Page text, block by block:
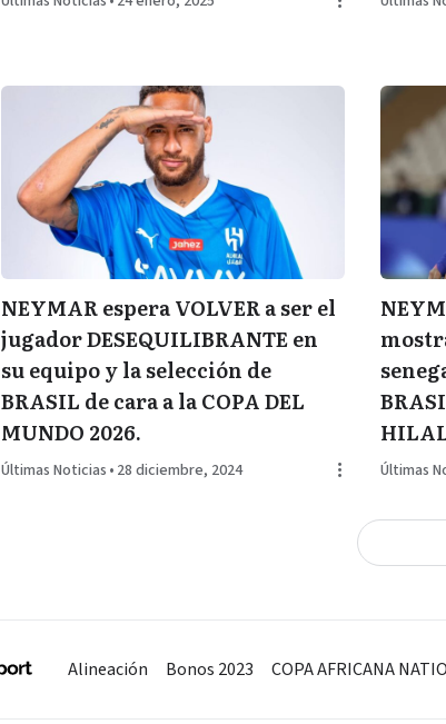
NEYMAR espera VOLVER a ser el
jugador DESEQUILIBRANTE en
su equipo y la selección de
BRASIL de cara a la COPA DEL
MUNDO 2026.
Últimas Noticias • 28 diciembre, 2024 Últimas
Alineación Bonos 2023 COPA AFRICANA